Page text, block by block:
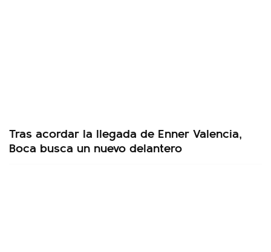
Tras acordar la llegada de Enner Valencia,
Boca busca un nuevo delantero